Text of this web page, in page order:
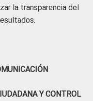
la transparencia del
Y CONTROL